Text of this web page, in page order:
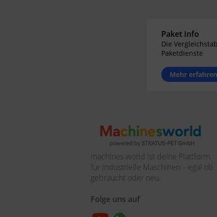
Paket Info
Die
Paketdienste
Mehr erfahren
machines.world ist deine Plattform
für industrielle Maschinen – egal ob
gebraucht oder neu.
Folge uns auf